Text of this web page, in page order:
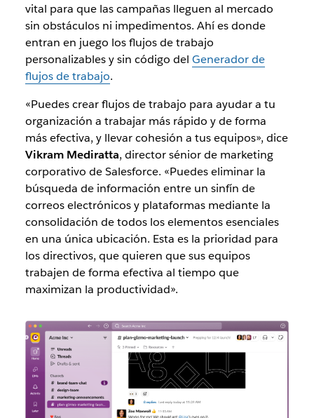
vital para que las campañas lleguen al mercado
sin obstáculos ni impedimentos. Ahí es donde
entran en juego los flujos de trabajo
personalizables y sin código del Generador de
flujos de trabajo.
«Puedes crear flujos de trabajo para ayudar a tu
organización a trabajar más rápido y de forma
más efectiva, y llevar cohesión a tus equipos», dice
Vikram Mediratta, director sénior de marketing
corporativo de Salesforce. «Puedes eliminar la
búsqueda de información entre un sinfín de
correos electrónicos y plataformas mediante la
consolidación de todos los elementos esenciales
en una única ubicación. Esta es la prioridad para
los directivos, que quieren que sus equipos
trabajen de forma efectiva al tiempo que
maximizan la productividad».